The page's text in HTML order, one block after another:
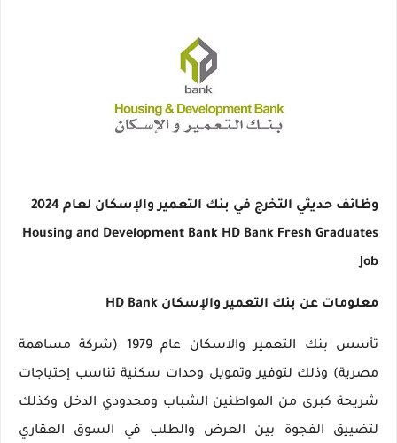
وظائف حديثي التخرج في بنك التعمير والإسكان لعام 2024
Housing and Development Bank HD Bank Fresh Graduates
Job
معلومات عن بنك التعمير والإسكان HD Bank
تأسس بنك التعمير والاسكان عام 1979 (شركة مساهمة
مصرية) وذلك لتوفير وتمويل وحدات سكنية تناسب إحتياجات
شريحة كبرى من المواطنين الشباب ومحدودي الدخل وكذلك
لتضييق الفجوة بين العرض والطلب في السوق العقاري